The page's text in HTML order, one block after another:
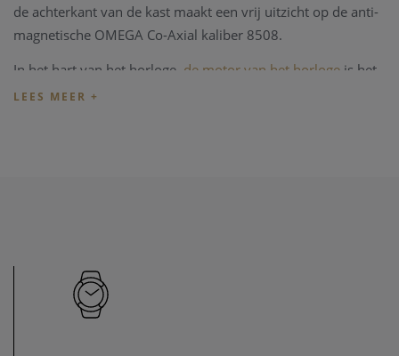
de achterkant van de kast maakt een vrij uitzicht op de anti-
magnetische OMEGA Co-Axial kaliber 8508.
In het hart van het horloge, de motor van het horloge is het
in-house caliber Omega 8508 geplaatst. Deze automatische
Omega, kan u steeds
graag te woord staan.